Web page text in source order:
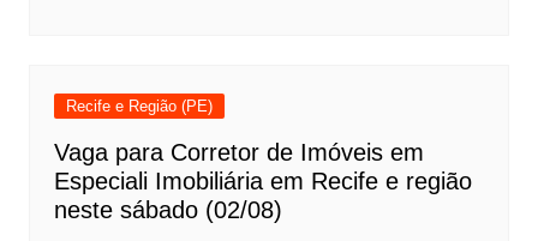
Recife e Região (PE)
Vaga para Corretor de Imóveis em
Especiali Imobiliária em Recife e região
neste sábado (02/08)